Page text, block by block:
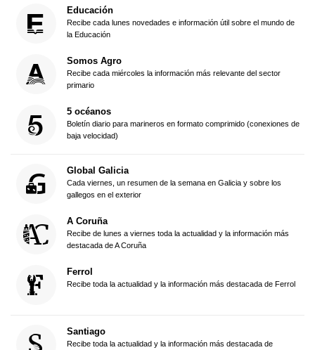
Educación
Recibe cada lunes novedades e información útil sobre el mundo de
la Educación
Somos Agro
Recibe cada miércoles la información más relevante del sector
primario
5 océanos
Boletín diario para marineros en formato comprimido (conexiones de
baja velocidad)
Global Galicia
Cada viernes, un resumen de la semana en Galicia y sobre los
gallegos en el exterior
A Coruña
Recibe de lunes a viernes toda la actualidad y la información más
destacada de A Coruña
Ferrol
Recibe toda la actualidad y la información más destacada de Ferrol
Santiago
Recibe toda la actualidad y la información más destacada de